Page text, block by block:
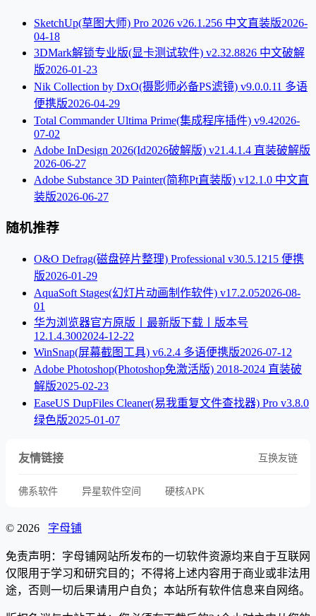
SketchUp(草图大师) Pro 2026 v26.1.256 中文直装版2026-
04-18
3DMark解锁专业版(显卡测试软件) v2.32.8826 中文破解
版2026-01-23
Nik Collection by DxO(摄影师必备PS滤镜) v9.0.0.11 多语
便携版2026-04-29
Total Commander Ultima Prime(集成程序插件) v9.42026-
07-02
Adobe InDesign 2026(Id2026破解版) v21.4.1.4 直装破解版
2026-06-27
Adobe Substance 3D Painter(简称Pt直装版) v12.1.0 中文直
装版2026-06-27
随机推荐
O&O Defrag(磁盘碎片整理) Professional v30.5.1215 便携
版2026-01-29
AquaSoft Stages(幻灯片动画制作软件) v17.2.052026-08-
01
华为浏览器官方原版丨最新版下载丨版本号
12.1.4.3002024-12-22
WinSnap(屏幕截图工具) v6.2.4 多语便携版2026-07-12
Adobe Photoshop(Photoshop免激活版) 2018-2024 直装破
解版2025-02-23
EaseUS DupFiles Cleaner(易我重复文件查找器) Pro v3.8.0
绿色版2025-01-07
友情链接 互换友链
佛系软件 异星软件空间 硬核APK
© 2026 字母铺
免责声明：字母铺网站所发布的一切软件资源均来自于互联网
仅限用于学习和研究目的；不得将上述内容用于商业或非法用
途，否则一切后果请用户自负；本站所有软件信息来自网络。